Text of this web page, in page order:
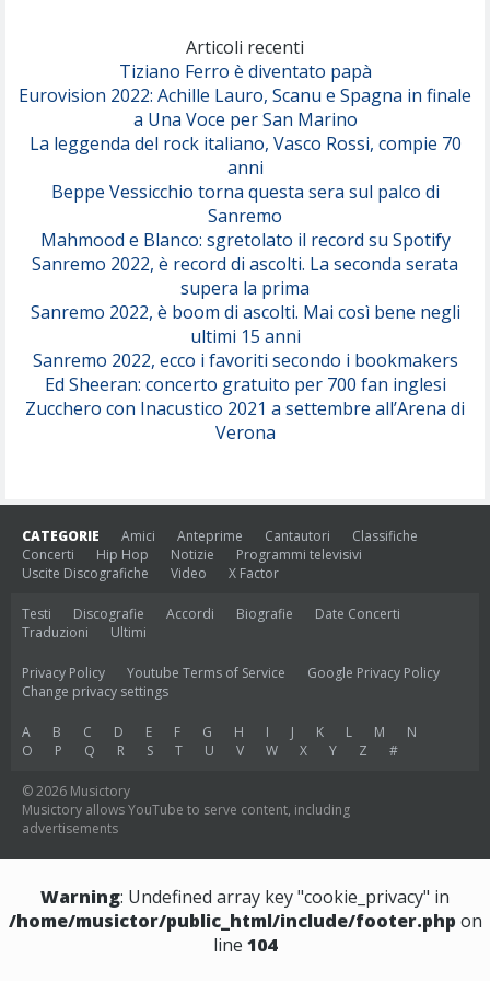
Serenamente
Articoli recenti
Tiziano Ferro è diventato papà
Eurovision 2022: Achille Lauro, Scanu e Spagna in finale
a Una Voce per San Marino
La leggenda del rock italiano, Vasco Rossi, compie 70
anni
Beppe Vessicchio torna questa sera sul palco di
Sanremo
Mahmood e Blanco: sgretolato il record su Spotify
Sanremo 2022, è record di ascolti. La seconda serata
supera la prima
Sanremo 2022, è boom di ascolti. Mai così bene negli
ultimi 15 anni
Sanremo 2022, ecco i favoriti secondo i bookmakers
Ed Sheeran: concerto gratuito per 700 fan inglesi
Zucchero con Inacustico 2021 a settembre all’Arena di
Verona
CATEGORIE Amici Anteprime Cantautori
Classifiche
Concerti
Hip Hop Notizie
Programmi televisivi
Uscite Discografiche
Video X Factor
Testi Discografie Accordi Biografie
Date Concerti
Traduzioni
Ultimi
Privacy Policy Youtube Terms of Service
Google Privacy Policy
Change privacy settings
A B C D E F G H I J K L M
N
O
P Q R S T U V W X Y Z #
© 2026 Musictory
Musictory allows YouTube to serve content, including
advertisements
Warning: Undefined array key "cookie_privacy" in
/home/musictor/public_html/include/footer.php on
line 104